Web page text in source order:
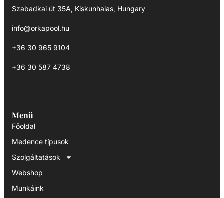
Szabadkai út 35A, Kiskunhalas, Hungary
info@orkapool.hu
+36 30 965 9104
+36 30 587 4738
Menü
Főoldal
Medence típusok
Szolgáltatások
Webshop
Munkáink